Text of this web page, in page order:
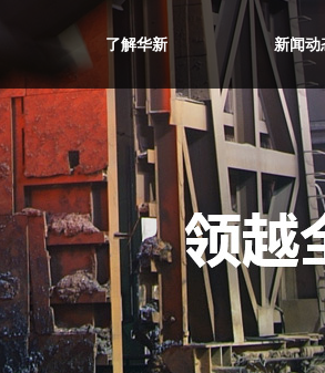
了解华新 新闻动